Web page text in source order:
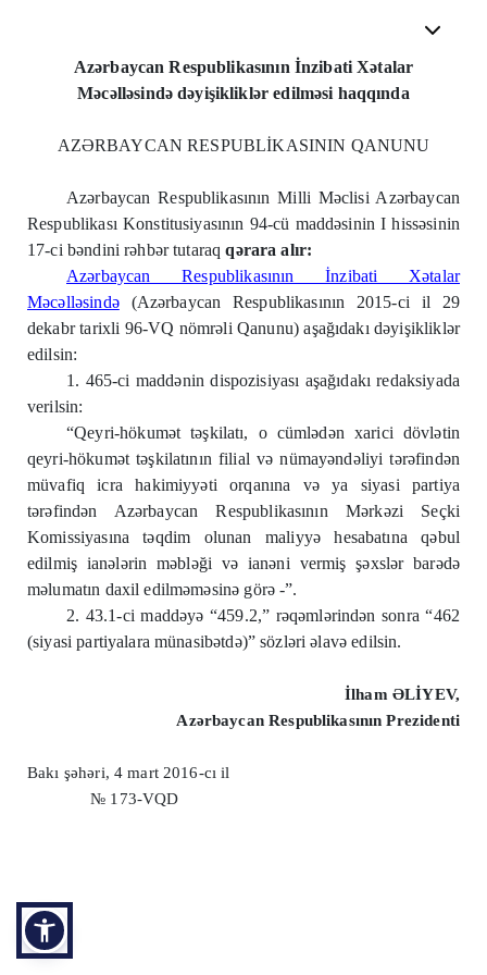
Azərbaycan Respublikasının İnzibati Xətalar
Məcəlləsində dəyişikliklər edilməsi haqqında
AZƏRBAYCAN RESPUBLİKASININ QANUNU
Azərbaycan Respublikasının Milli Məclisi Azərbaycan
Respublikası Konstitusiyasının 94-cü maddəsinin I hissəsinin
17-ci bəndini rəhbər tutaraqqərara alır:
Azərbaycan Respublikasının İnzibati Xətalar
Məcəlləsində(Azərbaycan Respublikasının 2015-ci il 29
dekabr tarixli 96-VQ nömrəli Qanunu) aşağıdakı dəyişikliklər
edilsin:
1. 465-ci maddənin dispozisiyası aşağıdakı redaksiyada
verilsin:
“Qeyri-hökumət təşkilatı, o cümlədən xarici dövlətin
qeyri-hökumət təşkilatının filial və nümayəndəliyi tərəfindən
müvafiq icra hakimiyyəti orqanına və ya siyasi partiya
tərəfindən Azərbaycan Respublikasının Mərkəzi Seçki
Komissiyasına təqdim olunan maliyyə hesabatına qəbul
edilmiş ianələrin məbləği və ianəni vermiş şəxslər barədə
məlumatın daxil edilməməsinə görə -”.
2. 43.1-ci maddəyə “459.2,” rəqəmlərindən sonra “462
(siyasi partiyalara münasibətdə)” sözləri əlavə edilsin.
İlham ƏLİYEV,
Azərbaycan Respublikasının Prezidenti
Bakı şəhəri, 4 mart 2016-cı il
№ 173-VQD